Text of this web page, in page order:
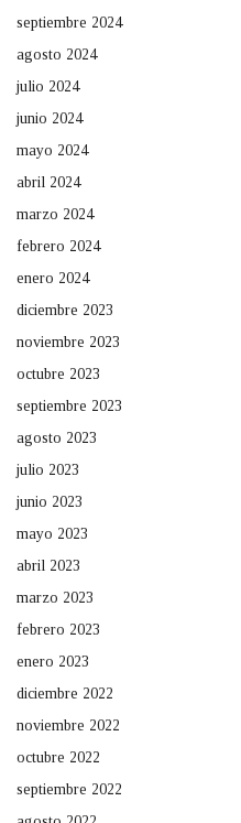
septiembre 2024
agosto 2024
julio 2024
junio 2024
mayo 2024
abril 2024
marzo 2024
febrero 2024
enero 2024
diciembre 2023
noviembre 2023
octubre 2023
septiembre 2023
agosto 2023
julio 2023
junio 2023
mayo 2023
abril 2023
marzo 2023
febrero 2023
enero 2023
diciembre 2022
noviembre 2022
octubre 2022
septiembre 2022